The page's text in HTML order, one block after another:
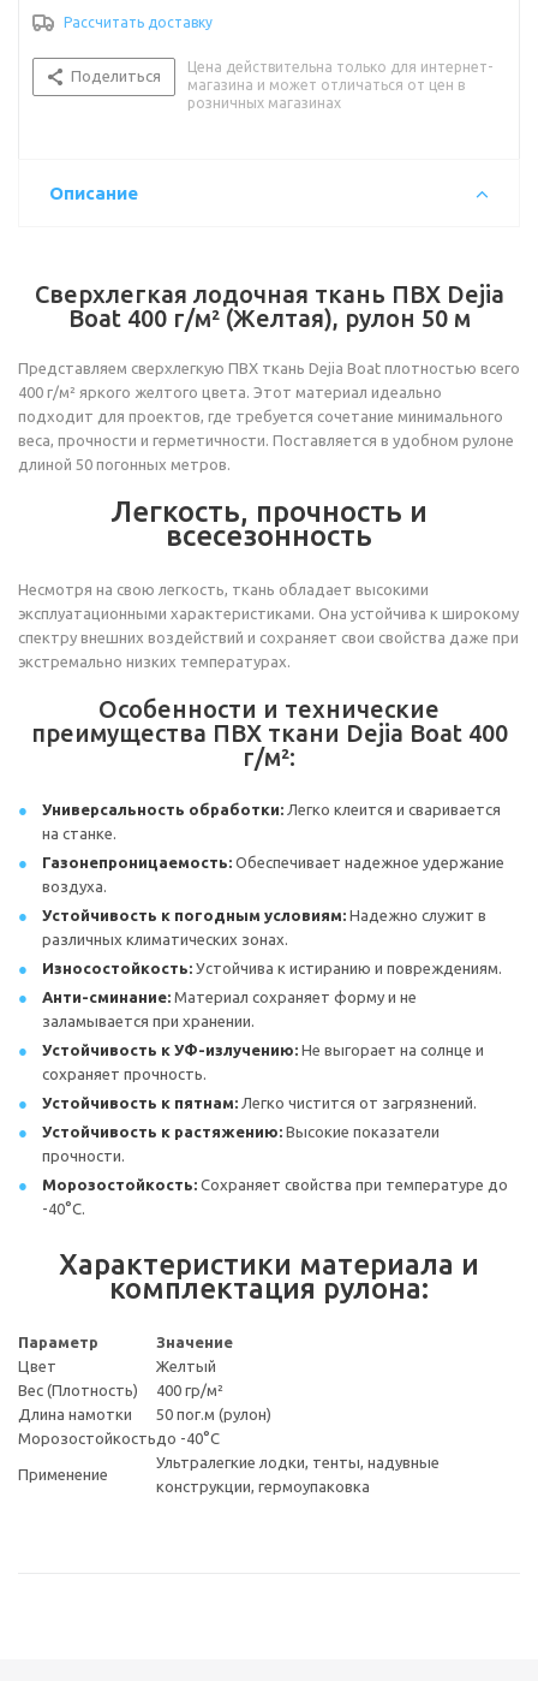
Рассчитать доставку
Поделиться
Цена действительна только для интернет-
магазина и может отличаться от цен в
розничных магазинах
Описание
Сверхлегкая лодочная ткань ПВХ Dejia
Boat 400 г/м² (Желтая), рулон 50 м
Представляем сверхлегкую ПВХ ткань Dejia Boat плотностью всего
400 г/м² яркого желтого цвета. Этот материал идеально
подходит для проектов, где требуется сочетание минимального
веса, прочности и герметичности. Поставляется в удобном рулоне
длиной 50 погонных метров.
Легкость, прочность и
всесезонность
Несмотря на свою легкость, ткань обладает высокими
эксплуатационными характеристиками. Она устойчива к широкому
спектру внешних воздействий и сохраняет свои свойства даже при
экстремально низких температурах.
Особенности и технические
преимущества ПВХ ткани Dejia Boat 400
г/м²:
Универсальность обработки: Легко клеится и сваривается
на станке.
Газонепроницаемость: Обеспечивает надежное удержание
воздуха.
Устойчивость к погодным условиям: Надежно служит в
различных климатических зонах.
Износостойкость: Устойчива к истиранию и повреждениям.
Анти-сминание: Материал сохраняет форму и не
заламывается при хранении.
Устойчивость к УФ-излучению: Не выгорает на солнце и
сохраняет прочность.
Устойчивость к пятнам: Легко чистится от загрязнений.
Устойчивость к растяжению: Высокие показатели
прочности.
Морозостойкость: Сохраняет свойства при температуре до
-40°С.
Характеристики материала и
комплектация рулона:
Параметр
Значение
Цвет
Желтый
Вес (Плотность)
400 гр/м²
Длина намотки
50 пог.м (рулон)
Морозостойкостьдо -40°С
Применение
Ультралегкие лодки, тенты, надувные
конструкции, гермоупаковка